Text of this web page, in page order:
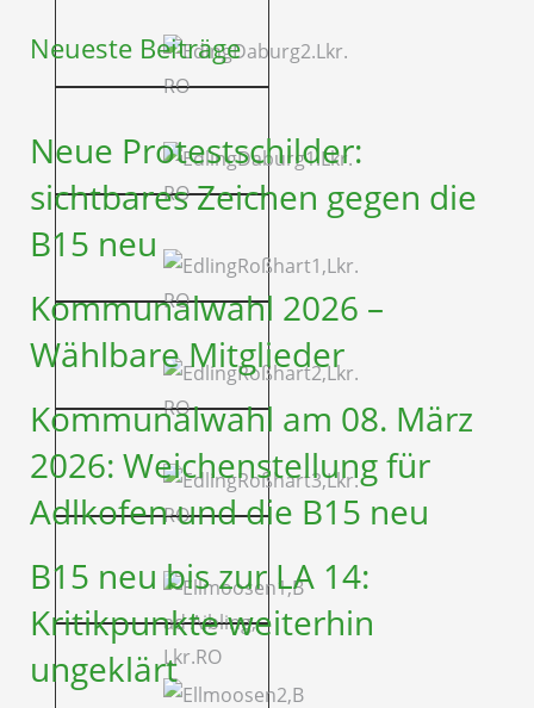
Neueste Beiträge
Neue Protestschilder:
sichtbares Zeichen gegen die
B15 neu
Kommunalwahl 2026 –
Wählbare Mitglieder
Kommunalwahl am 08. März
2026: Weichenstellung für
Adlkofen und die B15 neu
B15 neu bis zur LA 14:
Kritikpunkte weiterhin
ungeklärt